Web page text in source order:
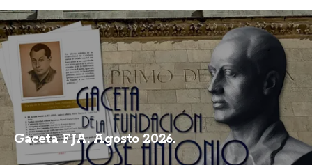
Gaceta FJA. Agosto 2026.